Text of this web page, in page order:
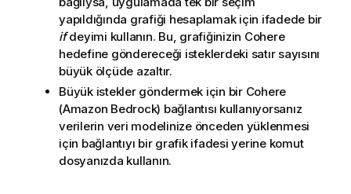
yapıldığında grafiği hesaplamak için ifadede bir
ifdeyimi kullanın. Bu, grafiğinizin Cohere
hedefine göndereceği isteklerdeki satır sayısını
büyük ölçüde azaltır.
Büyük istekler göndermek için bir Cohere
(Amazon Bedrock) bağlantısı kullanıyorsanız
verilerin veri modelinize önceden yüklenmesi
için bağlantıyı bir grafik ifadesi yerine komut
dosyanızda kullanın.